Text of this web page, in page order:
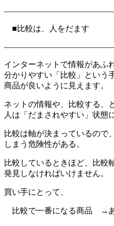
■比較は、人をだます
インターネットで情報があふ
分かりやすい「比較」という
商品が良いように見えます。
ネットの情報や、比較する、
人は「だまされやすい」状態
比較は軸が決まっているので
しまう危険性がある。
比較しているときほど、比較
発見しなければいけません。
買い手にとって、
比較で一番になる商品 →あ